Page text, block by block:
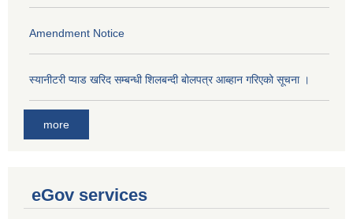
Amendment Notice
स्यानीटरी प्याड खरिद सम्बन्धी शिलबन्दी बोलपत्र आब्हान गरिएको सूचना ।
more
eGov services